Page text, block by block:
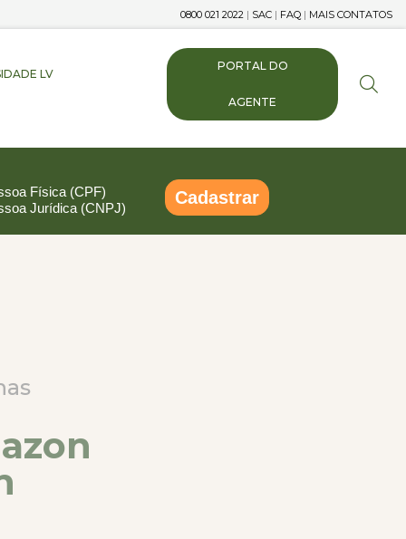
0800 021 2022 | SAC | FAQ | MAIS CONTATOS
LV
PORTAL DO
AGENTE
Física (CPF)
Jurídica (CNPJ)
Cadastrar